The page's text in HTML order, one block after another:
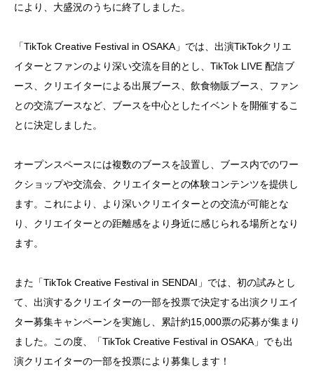
により、大盛況のうちに終了しました。
「TikTok Creative Festival in OSAKA」では、出演TikTokクリエ
イターとファンのより深い交流を目的とし、TikTok LIVE 配信ブ
ース、クリエイターによる出展ブース、飲食物販ブース、ファン
との交流ブースなど、ブースを中心としたイベントを開催するこ
とに決定しました。
オープンスペースには複数のブースを設置し、ブース内でのワー
クショップや交流会、クリエイターとの体験コンテンツを提供し
ます。これにより、より深いクリエイターとの交流が可能とな
り、クリエイターとの距離感をより身近に感じられる場所となり
ます。
また「TikTok Creative Festival in SENDAI」では、初の試みとし
て、出演するクリエイターの一部を投票で決定する出演クリエイ
ター募集キャンペーンを実施し、累計約15,000票の応募が集まり
ました。この度、「TikTok Creative Festival in OSAKA」でも出
演クリエイターの一部を投票により募集します！